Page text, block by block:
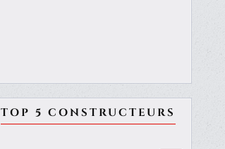
TOP 5 CONSTRUCTEURS